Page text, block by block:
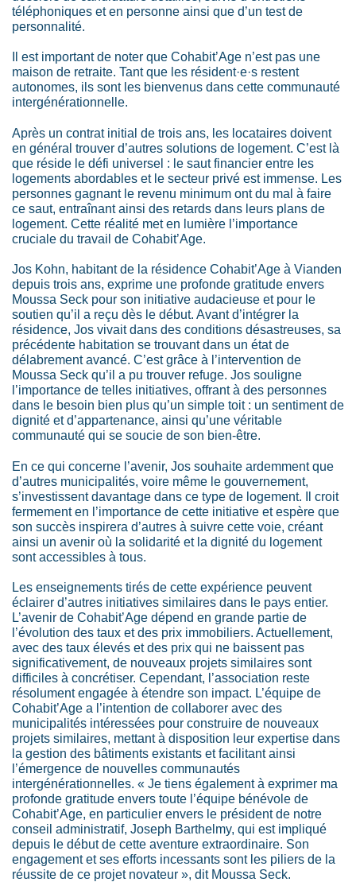
téléphoniques et en personne ainsi que d’un test de
personnalité.
Il est important de noter que Cohabit’Age n’est pas une
maison de retraite. Tant que les résident·e·s restent
autonomes, ils sont les bienvenus dans cette communauté
intergénérationnelle.
Après un contrat initial de trois ans, les locataires doivent
en général trouver d’autres solutions de logement. C’est là
que réside le défi universel : le saut financier entre les
logements abordables et le secteur privé est immense. Les
personnes gagnant le revenu minimum ont du mal à faire
ce saut, entraînant ainsi des retards dans leurs plans de
logement. Cette réalité met en lumière l’importance
cruciale du travail de Cohabit’Age.
Jos Kohn, habitant de la résidence Cohabit’Age à Vianden
depuis trois ans, exprime une profonde gratitude envers
Moussa Seck pour son initiative audacieuse et pour le
soutien qu’il a reçu dès le début. Avant d’intégrer la
résidence, Jos vivait dans des conditions désastreuses, sa
précédente habitation se trouvant dans un état de
délabrement avancé. C’est grâce à l’intervention de
Moussa Seck qu’il a pu trouver refuge. Jos souligne
l’importance de telles initiatives, offrant à des personnes
dans le besoin bien plus qu’un simple toit : un sentiment de
dignité et d’appartenance, ainsi qu’une véritable
communauté qui se soucie de son bien-être.
En ce qui concerne l’avenir, Jos souhaite ardemment que
d’autres municipalités, voire même le gouvernement,
s’investissent davantage dans ce type de logement. Il croit
fermement en l’importance de cette initiative et espère que
son succès inspirera d’autres à suivre cette voie, créant
ainsi un avenir où la solidarité et la dignité du logement
sont accessibles à tous.
Les enseignements tirés de cette expérience peuvent
éclairer d’autres initiatives similaires dans le pays entier.
L’avenir de Cohabit’Age dépend en grande partie de
l’évolution des taux et des prix immobiliers. Actuellement,
avec des taux élevés et des prix qui ne baissent pas
significativement, de nouveaux projets similaires sont
difficiles à concrétiser. Cependant, l’association reste
résolument engagée à étendre son impact. L’équipe de
Cohabit’Age a l’intention de collaborer avec des
municipalités intéressées pour construire de nouveaux
projets similaires, mettant à disposition leur expertise dans
la gestion des bâtiments existants et facilitant ainsi
l’émergence de nouvelles communautés
intergénérationnelles. « Je tiens également à exprimer ma
profonde gratitude envers toute l’équipe bénévole de
Cohabit’Age, en particulier envers le président de notre
conseil administratif, Joseph Barthelmy, qui est impliqué
depuis le début de cette aventure extraordinaire. Son
engagement et ses efforts incessants sont les piliers de la
réussite de ce projet novateur », dit Moussa Seck.